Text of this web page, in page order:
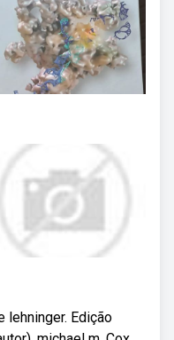
lehninger. Edição